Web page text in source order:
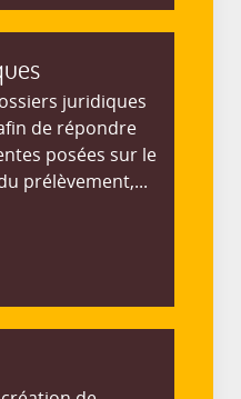
juridiques
de répondre
posées sur le
prélèvement,...